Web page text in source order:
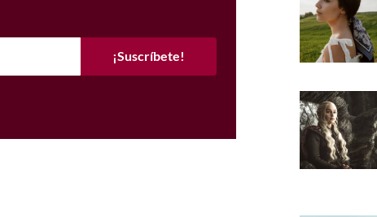
¡Suscríbete!